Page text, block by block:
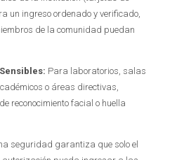
un ingreso ordenado y verificado,
de la comunidad puedan
Para laboratorios, salas
o áreas directivas,
reconocimiento facial o huella
seguridad garantiza que solo el